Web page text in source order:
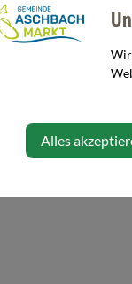
2026.PDF
Wir
Alles